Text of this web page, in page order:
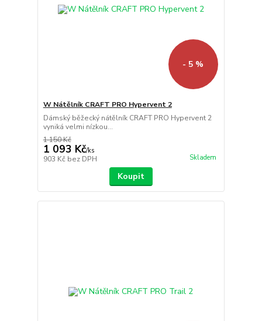
- 5 %
W Nátělník CRAFT PRO Hypervent 2
Dámský běžecký nátělník CRAFT PRO Hypervent 2
vyniká velmi nízkou...
1 150 Kč
1 093 Kč/ks
903 Kč bez DPH Skladem
Koupit